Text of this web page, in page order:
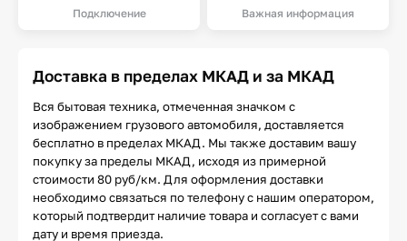
Подключение Важная информация
Доставка в пределах МКАД и за МКАД
Вся бытовая техника, отмеченная значком с
изображением грузового автомобиля, доставляется
бесплатно в пределах МКАД. Мы также доставим вашу
покупку за пределы МКАД, исходя из примерной
стоимости 80 руб/км. Для оформления доставки
необходимо связаться по телефону с нашим оператором,
который подтвердит наличие товара и согласует с вами
дату и время приезда.